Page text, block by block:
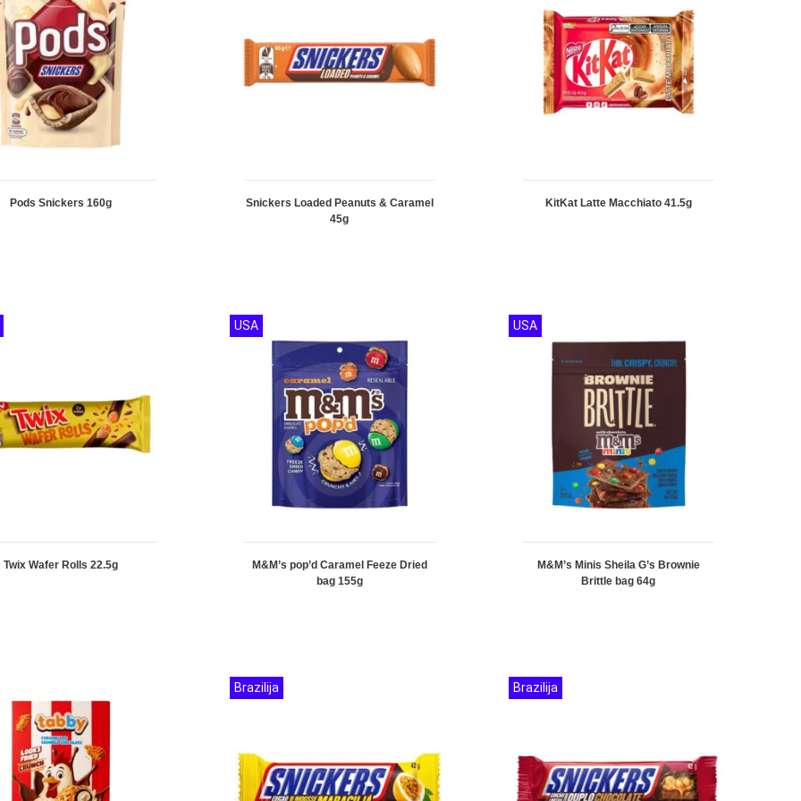
Pods Snickers 160g
Snickers Loaded Peanuts & Caramel
45g
KitKat Latte Macchiato 41.5g
Twix Wafer Rolls 22.5g
M&M’s pop’d Caramel Feeze Dried
bag 155g
USA
M&M’s Minis Sheila G’s Brownie
Brittle bag 64g
USA
Brazilija Brazilija